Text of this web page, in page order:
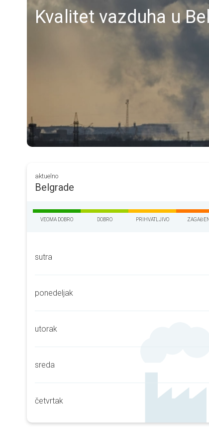
Kvalitet vazduha u
aktuelno
Belgrade
VEOMA DOBRO DOBRO PRIHVATLJIVO
sutra
ponedeljak
utorak
sreda
četvrtak